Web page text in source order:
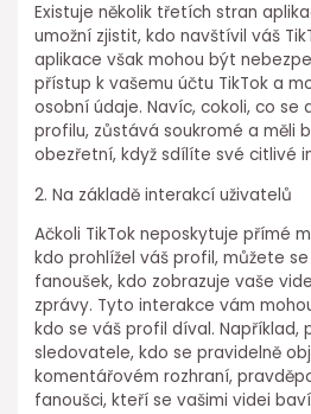
Existuje několik třetích stran
umožní zjistit, kdo navštívil váš
aplikace však mohou být
přístup k vašemu účtu TikTok a
osobní údaje. Navíc, cokoli, co se
profilu, zůstává soukromé a měli
obezřetní, když sdílíte své citlivé
2. Na základě interakcí uživatelů
Ačkoli TikTok neposkytuje přímé
kdo prohlížel váš profil, můžete
fanoušek, kdo zobrazuje vaše
zprávy. Tyto interakce vám
kdo se váš profil díval. Například,
sledovatele, kdo se pravidelně
komentářovém rozhraní,
fanoušci, kteří se vašimi videi